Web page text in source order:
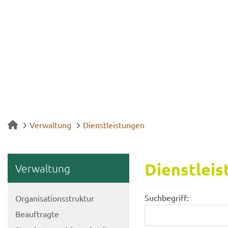
Verwaltung Dienstleistungen
Ver­wal­tung
Or­ga­ni­sa­ti­ons­struk­tur
Be­auf­trag­te
Suchbegriff: